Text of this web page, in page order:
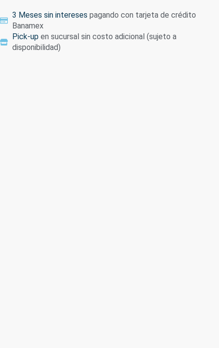
3 Meses sin intereses pagando con tarjeta de crédito
Banamex
Pick-up en sucursal sin costo adicional (sujeto a
disponibilidad)